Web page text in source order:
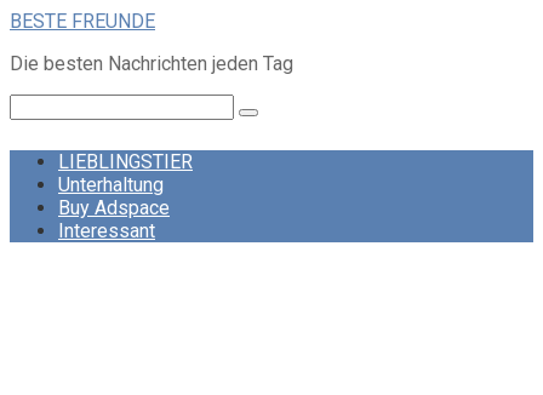
Skip
content
BESTE FREUNDE
Die besten Nachrichten jeden Tag
LIEBLINGSTIER
Unterhaltung
Buy Adspace
Interessant